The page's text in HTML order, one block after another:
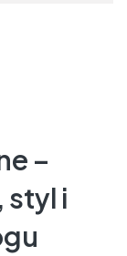
–
i